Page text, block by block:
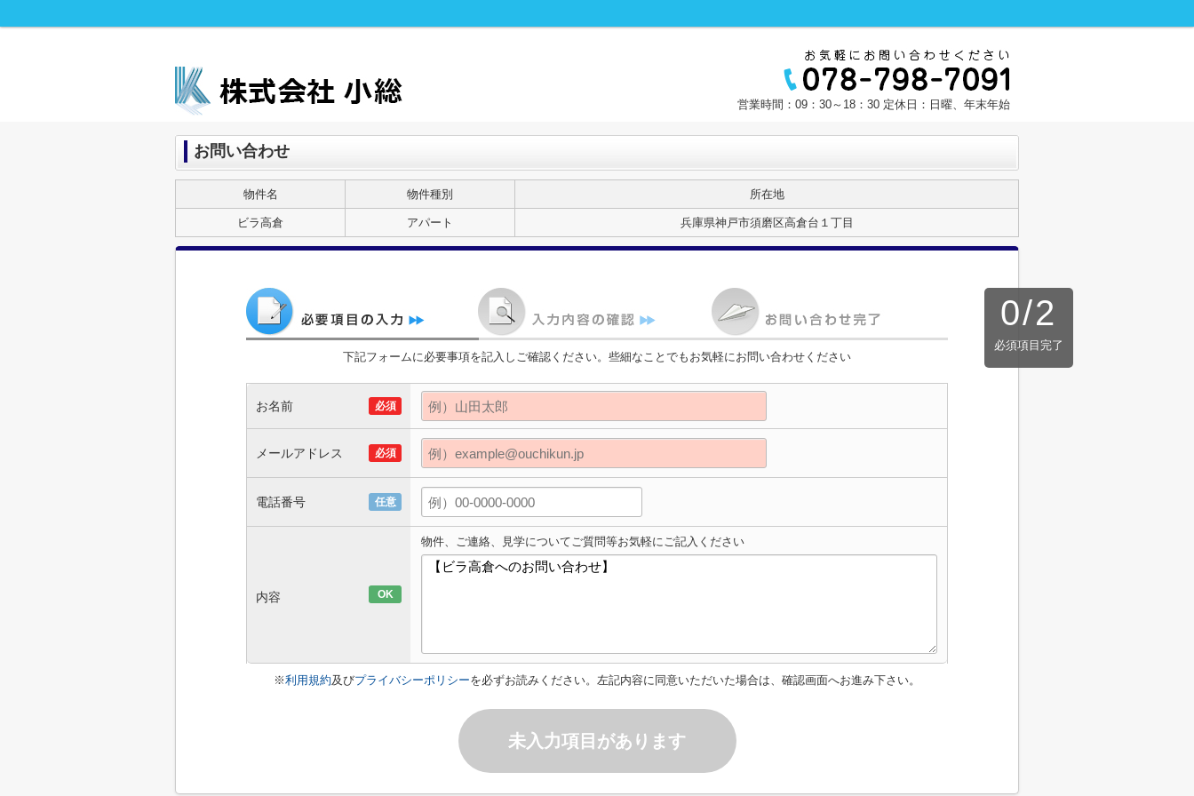
営業時間：09：30～18：30 定休日：日曜、年末年始
お問い合わせ
物件名 物件種別 所在地
ビラ高倉 アパート 兵庫県神戸市須磨区高倉台１丁目
0/2
必須項目完了
下記フォームに必要事項を記入しご確認ください。些細なことでもお気軽にお問い合わせください
お名前 必須
メールアドレス 必須
電話番号 任意
内容 OK
物件、ご連絡、見学についてご質問等お気軽にご記入ください
※利用規約及びプライバシーポリシーを必ずお読みください。左記内容に同意いただいた場合は、確認画面へお進み下さい。
未入力項目があります